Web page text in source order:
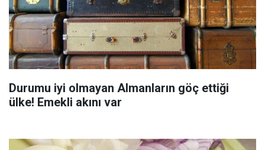
Durumu iyi olmayan Almanların göç ettiği
ülke! Emekli akını var